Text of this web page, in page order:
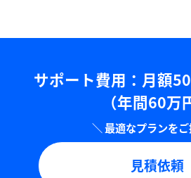
サポート費用：⽉額
（年間60万
見積依頼